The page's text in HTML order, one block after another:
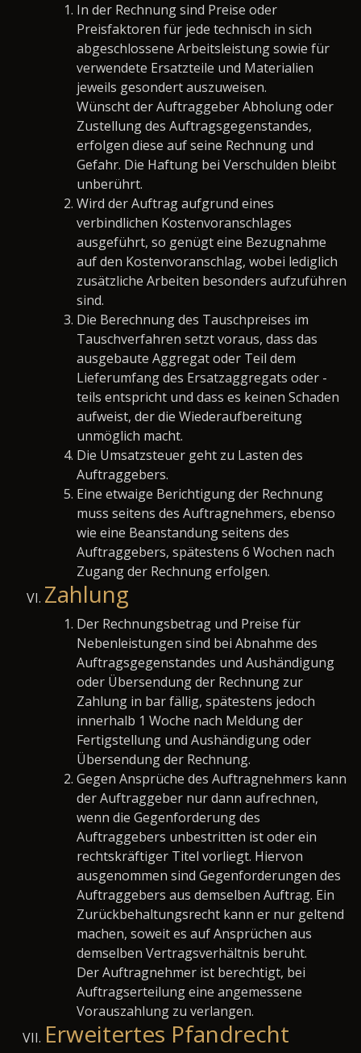
In der Rechnung sind Preise oder
Preisfaktoren für jede technisch in sich
abgeschlossene Arbeitsleistung sowie für
verwendete Ersatzteile und Materialien
jeweils gesondert auszuweisen.
Wünscht der Auftraggeber Abholung oder
Zustellung des Auftragsgegenstandes,
erfolgen diese auf seine Rechnung und
Gefahr. Die Haftung bei Verschulden bleibt
unberührt.
Wird der Auftrag aufgrund eines
verbindlichen Kostenvoranschlages
ausgeführt, so genügt eine Bezugnahme
auf den Kostenvoranschlag, wobei lediglich
zusätzliche Arbeiten besonders aufzuführen
sind.
Die Berechnung des Tauschpreises im
Tauschverfahren setzt voraus, dass das
ausgebaute Aggregat oder Teil dem
Lieferumfang des Ersatzaggregats oder -
teils entspricht und dass es keinen Schaden
aufweist, der die Wiederaufbereitung
unmöglich macht.
Die Umsatzsteuer geht zu Lasten des
Auftraggebers.
Eine etwaige Berichtigung der Rechnung
muss seitens des Auftragnehmers, ebenso
wie eine Beanstandung seitens des
Auftraggebers, spätestens 6 Wochen nach
Zugang der Rechnung erfolgen.
Zahlung
Der Rechnungsbetrag und Preise für
Nebenleistungen sind bei Abnahme des
Auftragsgegenstandes und Aushändigung
oder Übersendung der Rechnung zur
Zahlung in bar fällig, spätestens jedoch
innerhalb 1 Woche nach Meldung der
Fertigstellung und Aushändigung oder
Übersendung der Rechnung.
Gegen Ansprüche des Auftragnehmers kann
der Auftraggeber nur dann aufrechnen,
wenn die Gegenforderung des
Auftraggebers unbestritten ist oder ein
rechtskräftiger Titel vorliegt. Hiervon
ausgenommen sind Gegenforderungen des
Auftraggebers aus demselben Auftrag. Ein
Zurückbehaltungsrecht kann er nur geltend
machen, soweit es auf Ansprüchen aus
demselben Vertragsverhältnis beruht.
Der Auftragnehmer ist berechtigt, bei
Auftragserteilung eine angemessene
Vorauszahlung zu verlangen.
Erweitertes Pfandrecht